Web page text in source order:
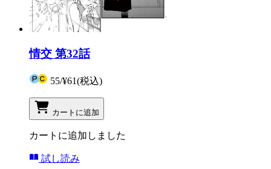
情交 第32話
55/¥61(税込)
カートに追加
カートに追加しました
試し読み